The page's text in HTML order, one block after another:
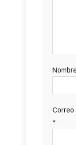
Correo
*